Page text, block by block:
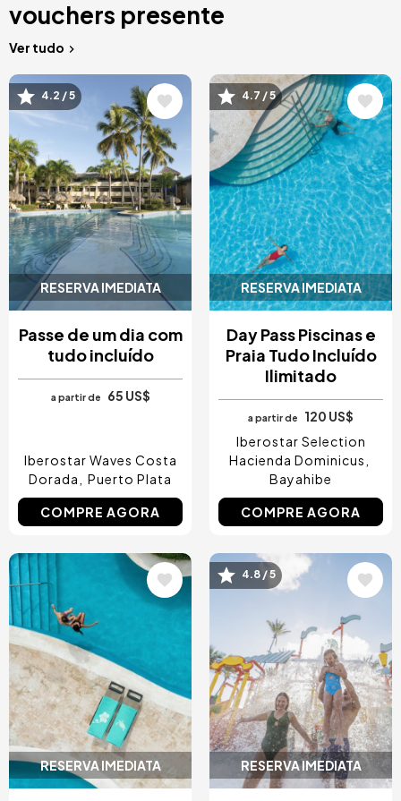
vouchers presente
Ver tudo
RESERVA IMEDIATA
Imagem
4.2 / 5
Passe de um dia com
tudo incluído
a partir de 65 US$
Iberostar Waves Costa
Dorada
Puerto Plata
COMPRE AGORA
RESERVA IMEDIATA
Imagem
4.7 / 5
Day Pass Piscinas e
Praia Tudo Incluído
Ilimitado
a partir de
120 US$
Iberostar Selection
Hacienda Dominicus
Bayahibe
COMPRE AGORA
RESERVA IMEDIATA
Imagem
RESERVA IMEDIATA
Imagem
4.8 / 5